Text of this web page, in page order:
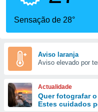
fornecidas
a este
das
e
forma
digital
Sensação de 28°
Aviso laranja
Aviso elevado por
Actualidade
Quer fotografar
Estes cuidados